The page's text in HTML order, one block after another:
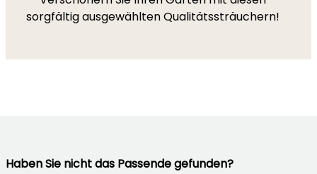
sorgfältig ausgewählten Qualitätssträuchern!
Haben Sie nicht das Passende gefunden?